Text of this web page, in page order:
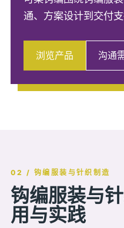
通、方案设计到交付
浏览产品 沟通
02 / 钩编服装与针织制造
钩编服装与
用与实践